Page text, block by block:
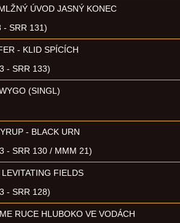
ÚVOD JASNÝ KONEC
- SRR 131)
- KLID SPÍCÍCH
- SRR 133)
(SINGL)
- BLACK URN
- SRR 130 / MMM 21)
FIELDS
- SRR 128)
RUCE HLUBOKO VE VODÁCH